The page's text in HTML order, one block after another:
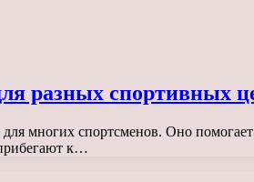
разных спортивных
многих спортсменов. Оно
к…